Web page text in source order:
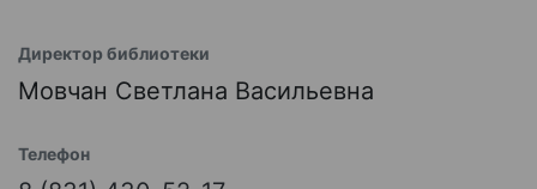
Директор библиотеки
Мовчан Светлана Васильевна
Телефон